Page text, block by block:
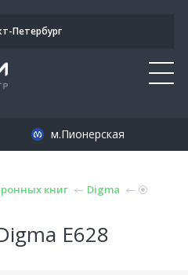
Петербург
м.Пионерская
книг Digma
E628